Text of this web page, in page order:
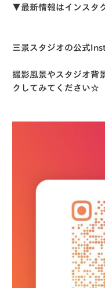
▼最新情報はインスタ
三景スタジオの公式
撮影風景やスタジオ背
クしてみてください☆